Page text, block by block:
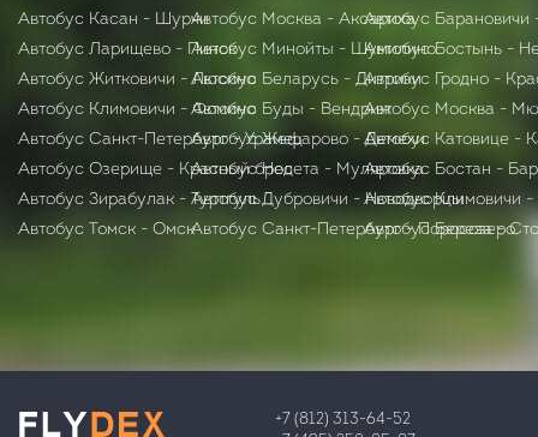
Автобус Касан - Шурчи
Автобус Ларищево - Пинск
Автобус Житковичи - Люсино
Автобус Климовичи - Фомино
Автобус Санкт-Петербург - Урамец
Автобус Озерище - Красный брод
Автобус Зирабулак - Туртгуль
Автобус Томск - Омск
Автобус Москва - Аксариха
Автобус Минойты - Шумилино
Автобус Беларусь - Дитрики
Автобус Буды - Вендриж
Автобус Жефарово - Демехи
Автобус Несета - Муляровка
Автобус Дубровичи - Новодворцы
Автобус Санкт-Петербург - Поросозеро
Автобус Барановичи
Автобус Бостынь -
Автобус Гродно -
Автобус Москва -
Автобус Катовице -
Автобус Бостан -
Автобус Климовичи
Автобус Бepeзa -
+7 (812) 313-64-52